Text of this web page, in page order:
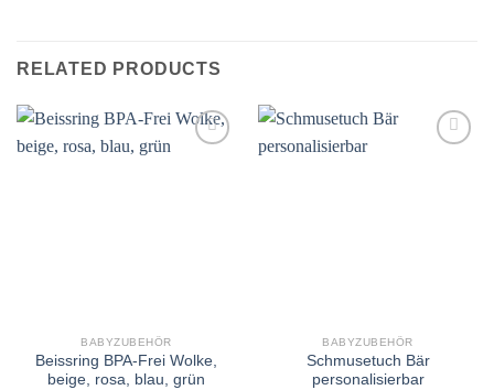
RELATED PRODUCTS
BABYZUBEHÖR
Beissring BPA-Frei Wolke,
beige, rosa, blau, grün
BABYZUBEHÖR
Schmusetuch Bär
personalisierbar